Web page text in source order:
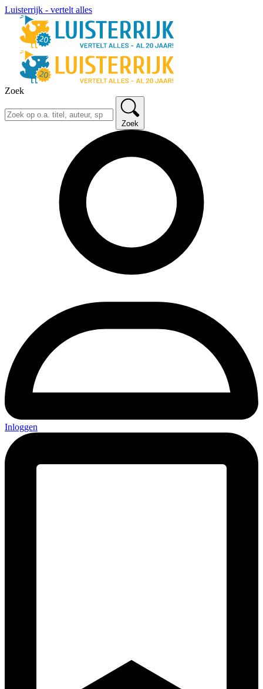
Luisterrijk - vertelt alles
Zoek
Zoek
Inloggen